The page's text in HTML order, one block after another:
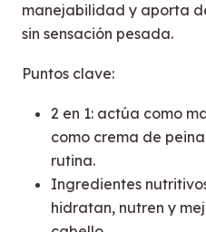
manejabilidad y aporta
sin sensación pesada.
Puntos clave:
2 en 1: actúa como
como crema de
rutina.
Ingredientes
hidratan, nutren y